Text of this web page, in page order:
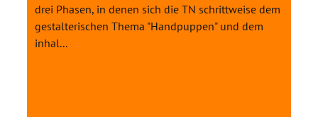
drei Phasen, in denen sich die TN schrittweise dem
gestalterischen Thema "Handpuppen" und dem
inhal...